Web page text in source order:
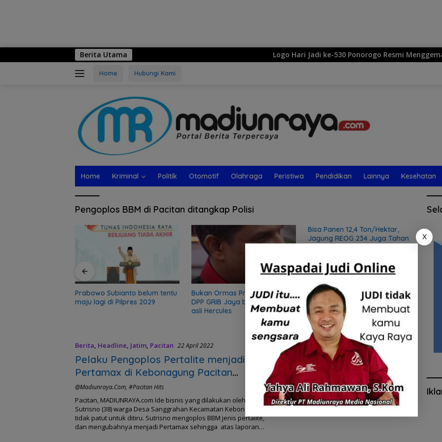
Berita Utama Logo Hari Jadi ke-530 Ponorogo Resmi Menggema:
Home Hubungi Kami
Home Kriminal Politik Otomotif Olahraga Peristiwa Pendidikan Lainnya Kesehatan
Pengoplos BBM di Pacitan ditangkap Polisi
Prabowo Subianto belum tentu
maju lagi di Pilpres 2029
Bukan Ormas Preman, Sekjen
DPP GRIB Jaya bongkar sifat
asli Hercules
Bisa Panen 12,4 Ton/Hektar,
Jagung REOG 234 Juga Tahan
saat
Berita Headline Jatim Pacitan 22 April 2022
Pelaku Pengoplos Pertalite menjadi
Pertamax di Kebonagung Pacitan
ditangkap Polisi
@madiunraya.com, #Pacitan Hits
Pacitan, MADIUNRAYA.com Ide bisnis yang dilakukan oleh
Sutrisno (38) warga Desa Sanggrahan Kecamatan Kebonagung
tidak patut untuk ditiru. Sutrisno mengoplos BBM jenis pertalite,
dan mengubahnya menjadi Pertamax sehingga atas laporan…
X